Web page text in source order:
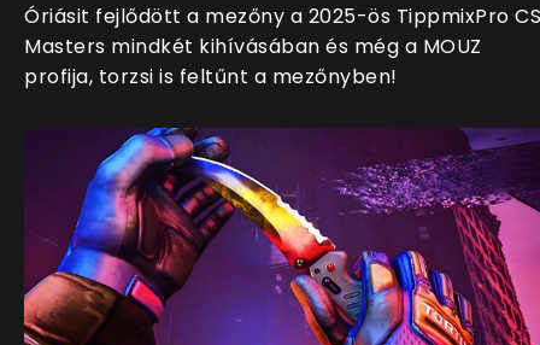
Óriásit fejlődött a mezőny a 2025-ös TippmixPro
Masters mindkét kihívásában és még a MOUZ
profija, torzsi is feltűnt a mezőnyben!